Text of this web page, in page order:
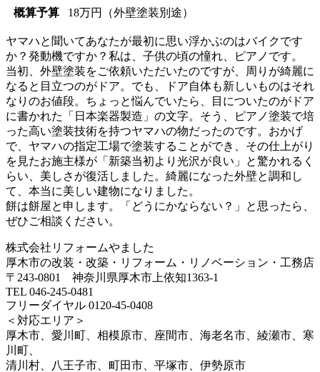
概算予算
18万円（外壁塗装別途）
ヤマハと聞いてあなたが最初に思い浮かぶのはバイクです
か？発動機ですか？私は、子供の頃の憧れ、ピアノです。
当初、外壁塗装をご依頼いただいたのですが、周りが綺麗に
なると目立つのがドア。でも、ドア自体も新しいものはそれ
なりのお値段。ちょっと悩んでいたら、目についたのがドア
に書かれた「日本楽器製造」の文字。そう、ピアノ塗装で培
った高い塗装技術を持つヤマハの物だったのです。おかげ
で、ヤマハの指定工場で塗装することができ、その仕上がり
を見たお施主様が「新築当初より光沢が良い」と驚かれるく
らい、美しさが復活しました。綺麗になった外壁と調和し
て、本当に美しい建物になりました。
餅は餅屋と申します。「どうにかならない？」と思ったら、
ぜひご相談ください。
株式会社リフォームやました
厚木市の改装・改築・リフォーム・リノベーション・工務店
〒243-0801 神奈川県厚木市上依知1363-1
TEL 046-245-0481
フリーダイヤル 0120-45-0408
＜対応エリア＞
厚木市、愛川町、相模原市、座間市、海老名市、綾瀬市、寒
川町、
清川村、八王子市、町田市、平塚市、伊勢原市